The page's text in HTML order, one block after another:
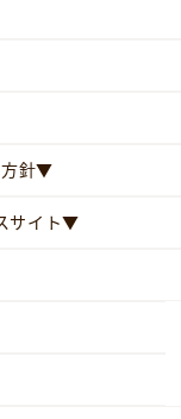
方針▼
サイト▼